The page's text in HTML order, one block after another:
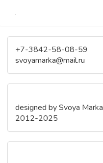
.
+7-3842-58-08-59
svoyamarka@mail.ru
designed by Svoya Marka
2012-2025